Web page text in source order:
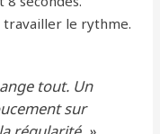
le rythme.
tout. Un
sur